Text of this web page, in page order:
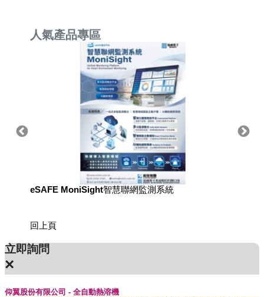
人氣產品專區
eSAFE MoniSight智慧聯網監測系統
回上頁
立即詢問
×
仰翼股份有限公司 - 全自動熱溶機